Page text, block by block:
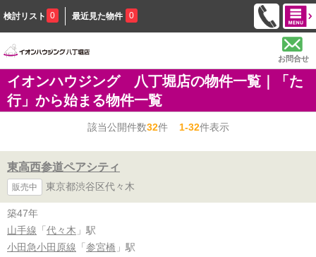
検討リスト 0 最近見た物件 0
お問合せ
イオンハウジング 八丁堀店の物件一覧｜「た
行」から始まる物件一覧
該当公開件数32件1-32件表示
東高西参道ペアシティ
販売中 東京都渋谷区代々木
築47年
山手線 「 代々木 」駅
小田急小田原線 「 参宮橋 」駅